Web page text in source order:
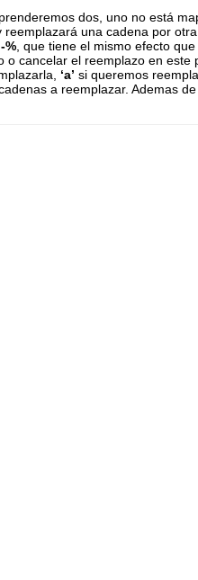
dos, uno no está
reemplazará una cadena por
%, que tiene el mismo efecto
cancelar el reemplazo en
‘a’ si queremos
a reemplazar. Ademas